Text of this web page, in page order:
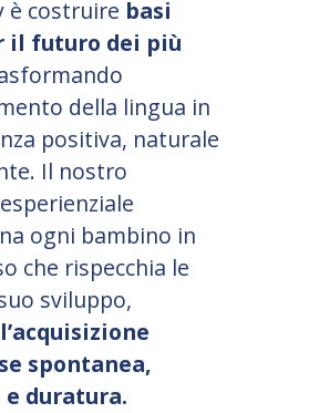
è costruire basi
il futuro dei più
della lingua in
positiva, naturale
Il nostro
ogni bambino in
che rispecchia le
sviluppo,
l’acquisizione
spontanea,
duratura.